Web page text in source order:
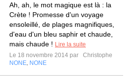
Ah, ah, le mot magique est là : la
Crète ! Promesse d'un voyage
ensoleillé, de plages magnifiques,
d'eau d'un bleu saphir et chaude,
mais chaude ! Lire la suite
Le 18 novembre 2014 par
Christophe
NONE NONE